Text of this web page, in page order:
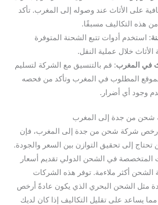
على الأثاث عند وصوله إلى المغرب. تأكد
هذه التكاليف مسبقًا.
: استخدم أدوات تتبع الشحنة المتوفرة
الأثاث خلال عملية النقل.
في المغرب: قم بالتنسيق مع الشركة لتسليم
المطلوب في المغرب وتأكد من فحصه
وجود أي أضرار.
من جدة إلى المغرب
شركة شحن من جدة إلى المغرب، فإن
تحتاج إلى تحقيق التوازن بين السعر والجودة.
المتخصصة في الشحن الدولي تقديم أسعار
الشحن أكثر ملاءمة. توفر هذه الشركات
مثل الشحن البحري الذي يكون عادةً أرخص
يساعد على تقليل التكاليف إذا كان لديك